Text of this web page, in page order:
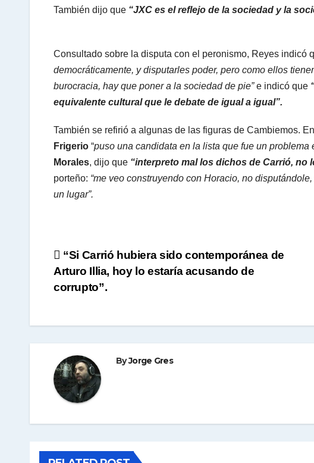
También dijo que “JXC es el reflejo de la sociedad y la
Consultado sobre la disputa con el peronismo, Reyes indicó
democráticamente, y disputarles poder, pero como ellos
burocracia, hay que poner a la sociedad de pie”e indicó que
equivalente cultural que le debate de igual a igual”.
También se refirió a algunas de las figuras de Cambiemos.
Frigerio “puso una candidata en la lista que fue un problema
Morales, dijo que “interpreto mal los dichos de Carrió, no
porteño: “me veo construyendo con Horacio, no
un lugar”.
Navegación
de
“Si Carrió hubiera sido contemporánea de
Arturo Illia, hoy lo estaría acusando de
corrupto”.
ByJorge Gres